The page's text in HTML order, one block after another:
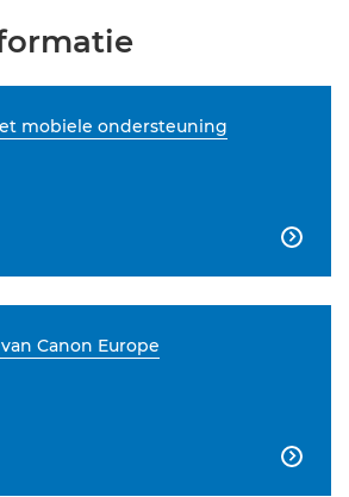
mobiele ondersteuning

Canon Europe
